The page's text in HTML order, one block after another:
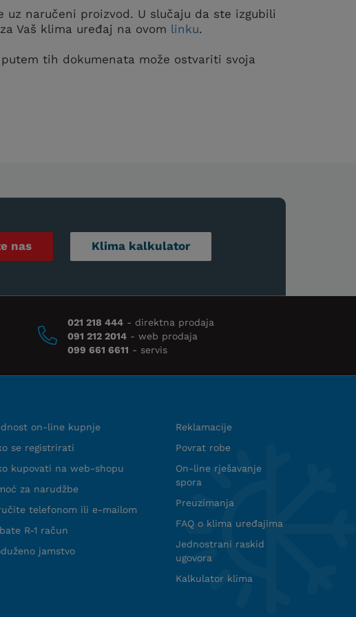
naručeni proizvod. U slučaju da ste izgubili
Vaš klima uređaj na ovom linku.
tih dokumenata može ostvariti svoja
nas Klima kalkulator
021 218 444 - direktna prodaja
091 212 2014 - web prodaja
099 661 6611 - servis
on-line kupnje
se registrirati
kupovati na web-shopu
za narudžbe
telefonom ili e-mailom
R-1 račun
jamstvo
Reklamacije
Povrat robe
On-line rješavanje
spora
Preuzimanja
FAQ o klima uređajima
Jednostrani raskid
ugovora
Kalkulator klima